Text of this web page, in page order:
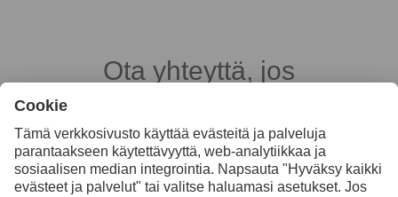
Ota yhteyttä, jos
Ota yhteyttä